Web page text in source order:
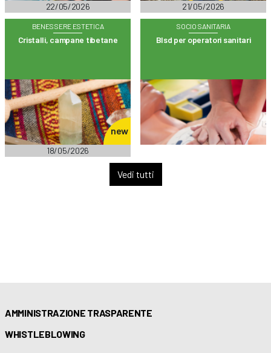
22/05/2026 21/05/2026
BENESSERE ESTETICA
Cristalli, campane tibetane
18/05/2026
new
SOCIO SANITARIA
Blsd per operatori sanitari
Vedi tutti
AMMINISTRAZIONE TRASPARENTE
WHISTLEBLOWING